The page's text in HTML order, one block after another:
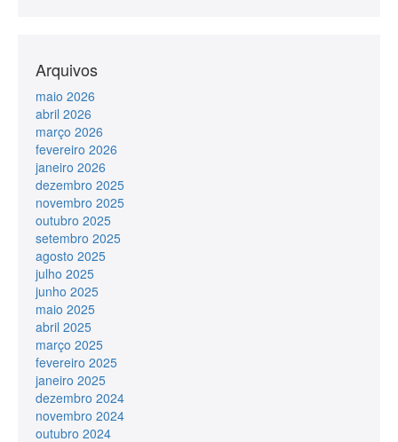
Arquivos
maio 2026
abril 2026
março 2026
fevereiro 2026
janeiro 2026
dezembro 2025
novembro 2025
outubro 2025
setembro 2025
agosto 2025
julho 2025
junho 2025
maio 2025
abril 2025
março 2025
fevereiro 2025
janeiro 2025
dezembro 2024
novembro 2024
outubro 2024